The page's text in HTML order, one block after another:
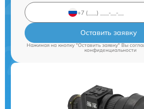
Оставить заявку
Нажимая на кнопку "Оставить заявку" Вы
конфиденциальности